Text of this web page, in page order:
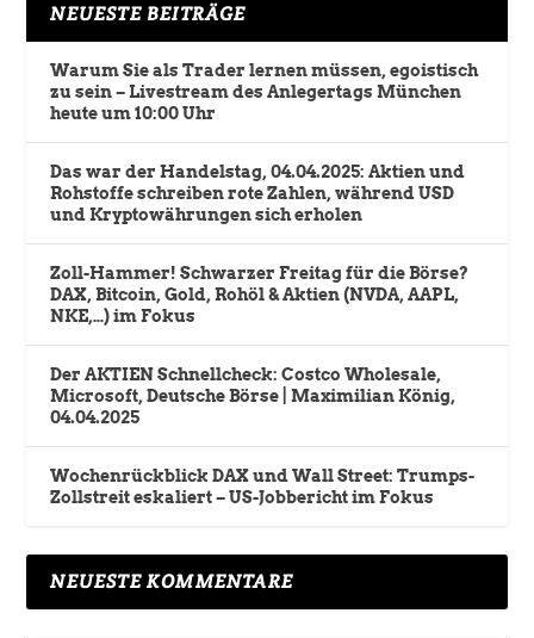
NEUESTE BEITRÄGE
Warum Sie als Trader lernen müssen, egoistisch
zu sein – Livestream des Anlegertags München
heute um 10:00 Uhr
Das war der Handelstag, 04.04.2025: Aktien und
Rohstoffe schreiben rote Zahlen, während USD
und Kryptowährungen sich erholen
Zoll-Hammer! Schwarzer Freitag für die Börse?
DAX, Bitcoin, Gold, Rohöl & Aktien (NVDA, AAPL,
NKE,…) im Fokus
Der AKTIEN Schnellcheck: Costco Wholesale,
Microsoft, Deutsche Börse | Maximilian König,
04.04.2025
Wochenrückblick DAX und Wall Street: Trumps-
Zollstreit eskaliert – US-Jobbericht im Fokus
NEUESTE KOMMENTARE